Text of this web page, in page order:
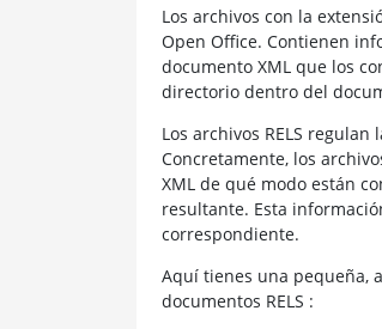
Los archivos con la
Open Office. Contienen
documento XML que los
directorio dentro del
Los archivos RELS
Concretamente, los
XML de qué modo están
resultante. Esta
correspondiente.
Aquí tienes una pequeña,
documentos RELS :